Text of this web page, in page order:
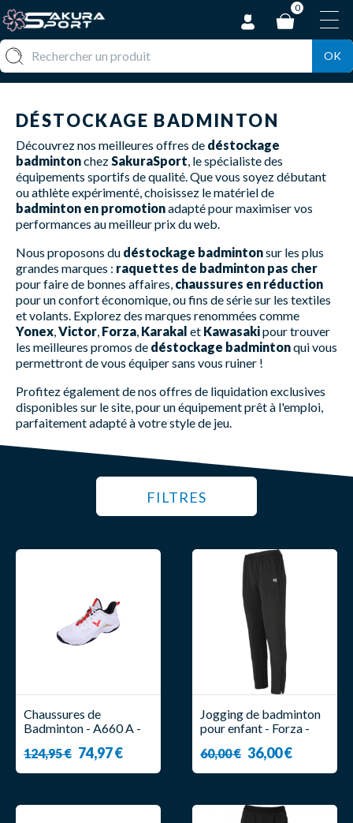
0
OK
DÉSTOCKAGE BADMINTON
Découvrez nos meilleures offres de déstockage
badmintonchezSakuraSport, le spécialiste des
équipements sportifs de qualité. Que vous soyez débutant
ou athlète expérimenté, choisissez le matériel de
badminton en promotionadapté pour maximiser vos
performances au meilleur prix du web.
Nous proposons du déstockage badmintonsur les plus
grandes marques : raquettes de badminton pas cher
pour faire de bonnes affaires, chaussures en réduction
pour un confort économique, ou fins de série sur les textiles
et volants. Explorez des marques renommées comme
Yonex,Victor, Forza, Karakal et Kawasakipour trouver
les meilleures promos de déstockage badmintonqui vous
permettront de vous équiper sans vous ruiner !
Profitez également de nos offres de liquidation exclusives
disponibles sur le site, pour un équipement prêt à l'emploi,
parfaitement adapté à votre style de jeu.
FILTRES
Chaussures de
Badminton - A660 A -
124,95 € 74,97 €
Jogging de badminton
pour enfant - Forza -
60,00 € 36,00 €